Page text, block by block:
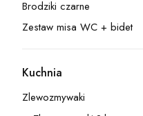
Kategoria - Brodziki czarne
Brodziki czarne
Kategoria - Zestaw misa
Zestaw misa WC + bidet
Kategoria - Kuchnia
Kuchnia
Kategoria - Zlewozmywaki
Zlewozmywaki